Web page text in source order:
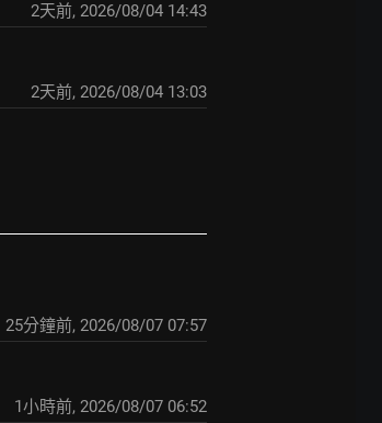
2天前, 2026/08/04 14:43
2天前, 2026/08/04 13:03
25分鐘前, 2026/08/07 07:57
1小時前, 2026/08/07 06:52